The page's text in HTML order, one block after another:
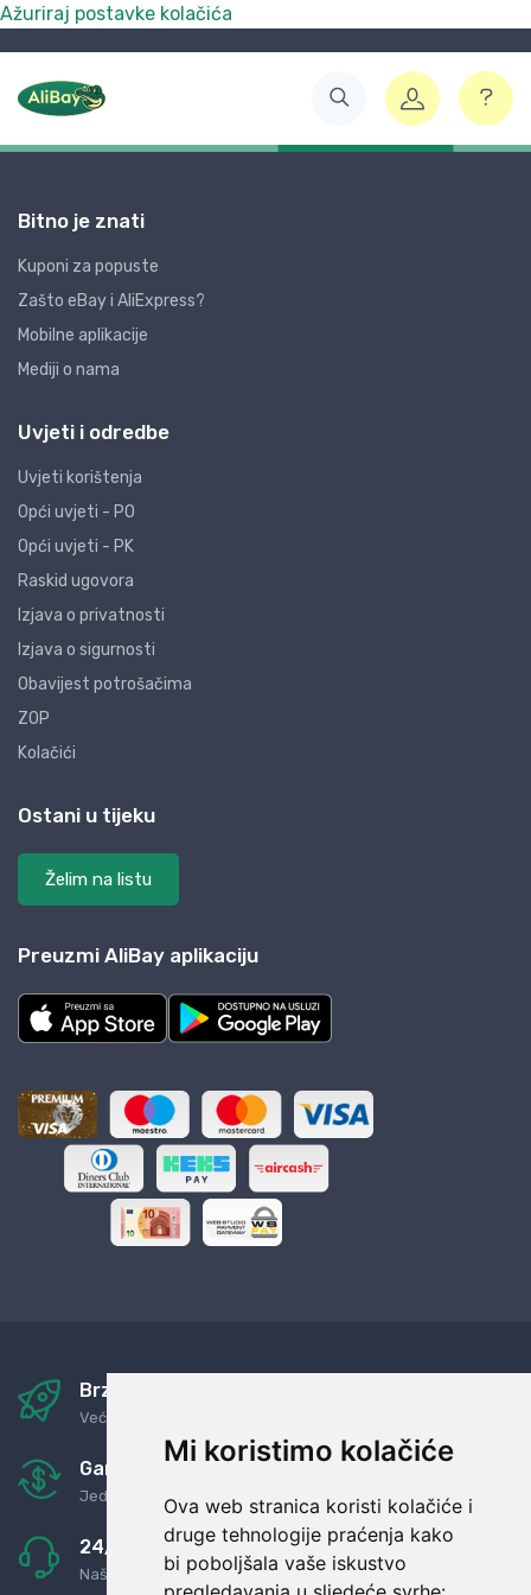
Mi koristimo kolačiće
Ova web stranica koristi kolačiće i
druge tehnologije praćenja kako
bi poboljšala vaše iskustvo
Ažuriraj postavke kolačića
Bitno je znati
Kuponi za popuste
Zašto eBay i AliExpress?
Mobilne aplikacije
Mediji o nama
Uvjeti i odredbe
Uvjeti korištenja
Opći uvjeti - PO
Opći uvjeti - PK
Raskid ugovora
Izjava o privatnosti
Izjava o sigurnosti
Obavijest potrošačima
ZOP
Kolačići
Ostani u tijeku
Želim na listu
Preuzmi AliBay aplikaciju
Brza i sigurna dostava
Već za nekoliko dana kod vas
Garancija u povrat novaca
Jednostavno pravilo: Roba za novac
24/7 odlična podrška
Naši agenti uvijek na raspolaganju